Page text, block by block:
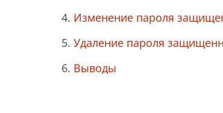
Изменение пароля
Удаление пароля
Выводы